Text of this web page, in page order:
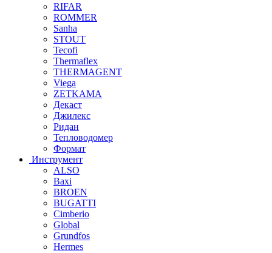
RIFAR
ROMMER
Sanha
STOUT
Tecofi
Thermaflex
THERMAGENT
Viega
ZETKAMA
Декаст
Джилекс
Ридан
Тепловодомер
Формат
Инструмент
ALSO
Baxi
BROEN
BUGATTI
Cimberio
Global
Grundfos
Hermes